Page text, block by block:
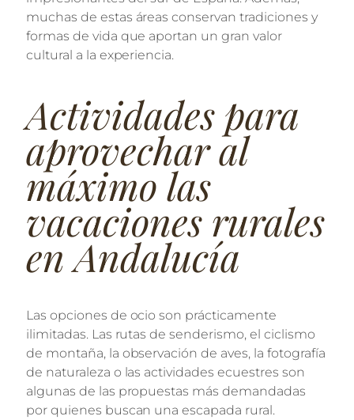
muchas de estas áreas conservan tradiciones y
formas de vida que aportan un gran valor
cultural a la experiencia.
Actividades para
aprovechar al
máximo las
vacaciones rurales
en Andalucía
Las opciones de ocio son prácticamente
ilimitadas. Las rutas de senderismo, el ciclismo
de montaña, la observación de aves, la fotografía
de naturaleza o las actividades ecuestres son
algunas de las propuestas más demandadas
por quienes buscan una escapada rural.